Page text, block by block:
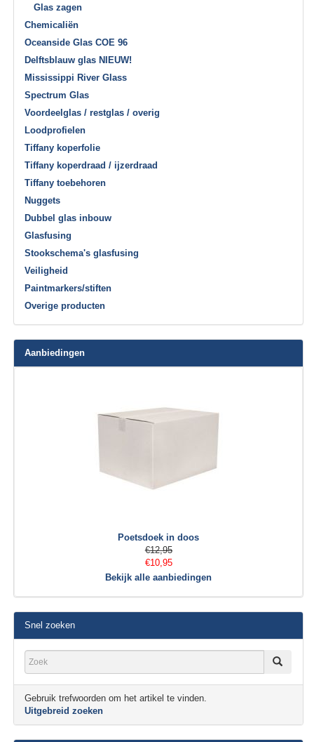
Glas zagen
Chemicaliën
Oceanside Glas COE 96
Delftsblauw glas NIEUW!
Mississippi River Glass
Spectrum Glas
Voordeelglas / restglas / overig
Loodprofielen
Tiffany koperfolie
Tiffany koperdraad / ijzerdraad
Tiffany toebehoren
Nuggets
Dubbel glas inbouw
Glasfusing
Stookschema's glasfusing
Veiligheid
Paintmarkers/stiften
Overige producten
Aanbiedingen
Poetsdoek in doos
€12,95
€10,95
Bekijk alle aanbiedingen
Snel zoeken
Gebruik trefwoorden om het artikel te vinden.
Uitgebreid zoeken